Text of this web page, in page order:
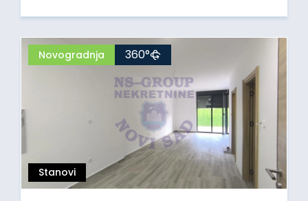
Stanovi
Novogradnja 360°